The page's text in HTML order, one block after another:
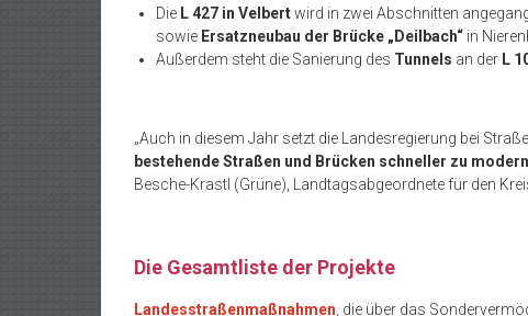
Die L 427 in Velbertwird in zwei Abschnitten
sowie Ersatzneubau der Brücke „Deilbach“ in
Außerdem steht die Sanierung des Tunnels an der L
„Auch in diesem Jahr setzt die Landesregierung bei
bestehende Straßen und Brücken schneller zu
Besche-Krastl (Grüne), Landtagsabgeordnete für den
Die Gesamtliste der Projekte
Landesstraßenmaßnahmen , die über das